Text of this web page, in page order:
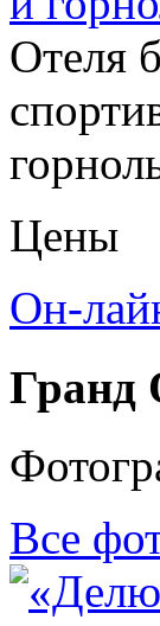
Отеля
Цены
Он-
Гранд
Все